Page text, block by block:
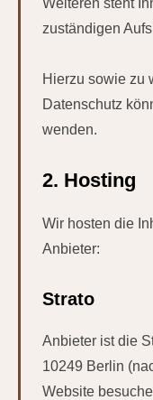
zuständigen
Hierzu sowie zu
Datenschutz
wenden.
2. Hosting
Wir hosten die
Anbieter:
Strato
Anbieter ist die
10249 Berlin
Website